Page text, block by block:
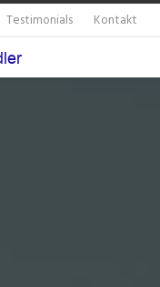
Testimonials Kontakt